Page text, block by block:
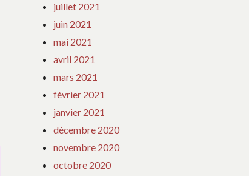
juillet 2021
juin 2021
mai 2021
avril 2021
mars 2021
février 2021
janvier 2021
décembre 2020
novembre 2020
octobre 2020